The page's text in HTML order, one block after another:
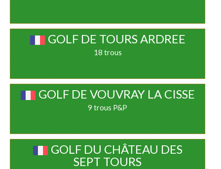
GOLF DE TOURS ARDREE
18 trous
GOLF DE VOUVRAY LA CISSE
9 trous P&P
GOLF DU CHÂTEAU DES
SEPT TOURS